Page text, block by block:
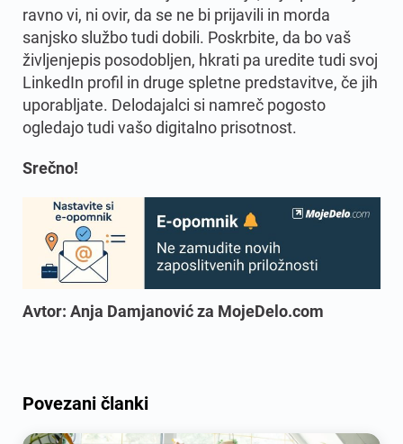
ravno vi, ni ovir, da se ne bi prijavili in morda
sanjsko službo tudi dobili. Poskrbite, da bo vaš
življenjepis posodobljen, hkrati pa uredite tudi svoj
LinkedIn profil in druge spletne predstavitve, če jih
uporabljate. Delodajalci si namreč pogosto
ogledajo tudi vašo digitalno prisotnost.
Srečno!
Avtor: Anja Damjanović za MojeDelo.com
Povezani članki